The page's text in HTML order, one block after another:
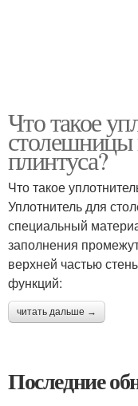
Что такое
столешницы
плинтуса?
Что такое
Уплотнитель для
специальный
заполнения
верхней частью
функций:
читать дальше →
Последние